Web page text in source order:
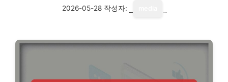
2026-05-28 작성자: